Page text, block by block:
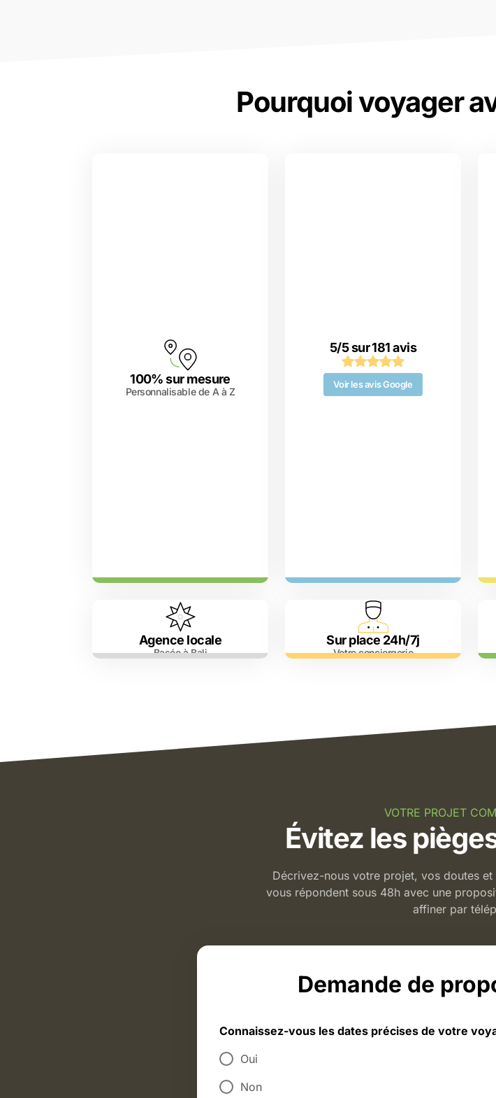
Pourquoi voyager
100% sur mesure
Personnalisable de A à Z
5/5 sur 181 avis
Voir les avis Google
Agence locale
Basée à Bali
Sur place 24h/7j
Votre conciergerie
VOTRE PROJET
Évitez les
Décrivez-nous votre projet, vos doutes
vous répondent sous 48h avec une
affiner par
Demande de
Connaissez-vous les dates précises de votre
Oui
Non